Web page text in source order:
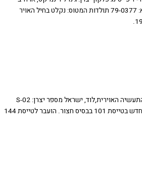
מספר יצרן: 61-162 מס' חא"א: 79-0377 תולדות המטוס: נקלט בחיל האויר
פרטי המטוס: דגם: נשר יצרן: התעשיה האוירית,לוד, ישראל מספר יצרן: S-02
תולדות המטוס: המטוס נקלט חדש בטייסת 101 בבסיס חצור. הועבר לטייסת 144